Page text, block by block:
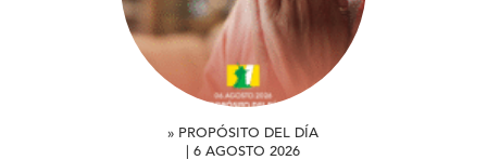
» PROPÓSITO DEL DÍA
| 6 AGOSTO 2026